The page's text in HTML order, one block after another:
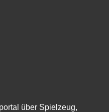
über Spielzeug,